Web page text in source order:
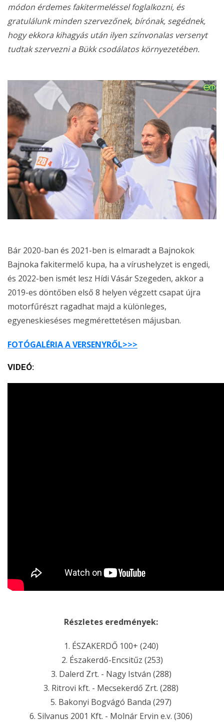
módon érdemes fakitermeléssel foglalkozni, és
gratulálunk minden szervezőnek, bírónak, segédnek,
hogy ekkora kihagyás után ilyen színvonalas versenyt
tudtak szervezni a Bükk csodálatos környezetében.
Bár 2020-ban és 2021-ben is elmaradt a Bajnokok
Bajnoka fakitermelő kupa, ha a vírushelyzet is engedi,
és 2022-ben ismét lesz Hídi Vásár Szegeden, akkor a
2019-es döntőben első 8 helyen végzett csapat újra
motorfűrészt ragadhat majd a különleges,
egyeneskieséses megmérettetésen májusban.
FOTÓGALÉRIA A VERSENYRŐL>>>
VIDEÓ:
Részletes eredmények:
1. ÉSZAKERDŐ 100+ (240)
2. Északerdő-Encsitűz (253)
3. Dalerd Zrt. - Nagy István (288)
3. Ritrovi kft. - Mecsekerdő Zrt. (288)
5. Bakonyi Bogvágó Banda (297)
6. Silvanus 2001 Kft. - Molnár Ervin e.v. (306)